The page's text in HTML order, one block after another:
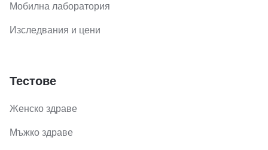
Мобилна лаборатория
Изследвания и цени
Тестове
Женско здраве
Мъжко здраве